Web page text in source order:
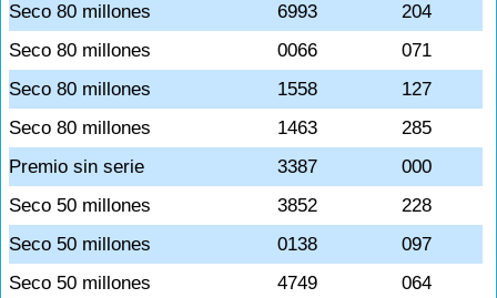
Seco 80 millones
6993
204
Seco 80 millones
0066
071
Seco 80 millones
1558
127
Seco 80 millones
1463
285
Premio sin serie
3387
000
Seco 50 millones
3852
228
Seco 50 millones
0138
097
Seco 50 millones
4749
064